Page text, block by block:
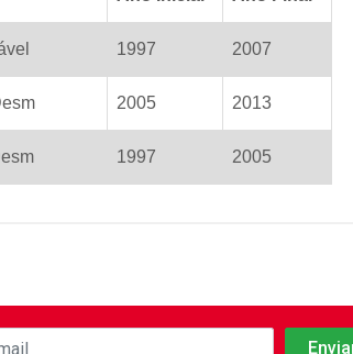
1997 2007
2005 2013
1997 2005